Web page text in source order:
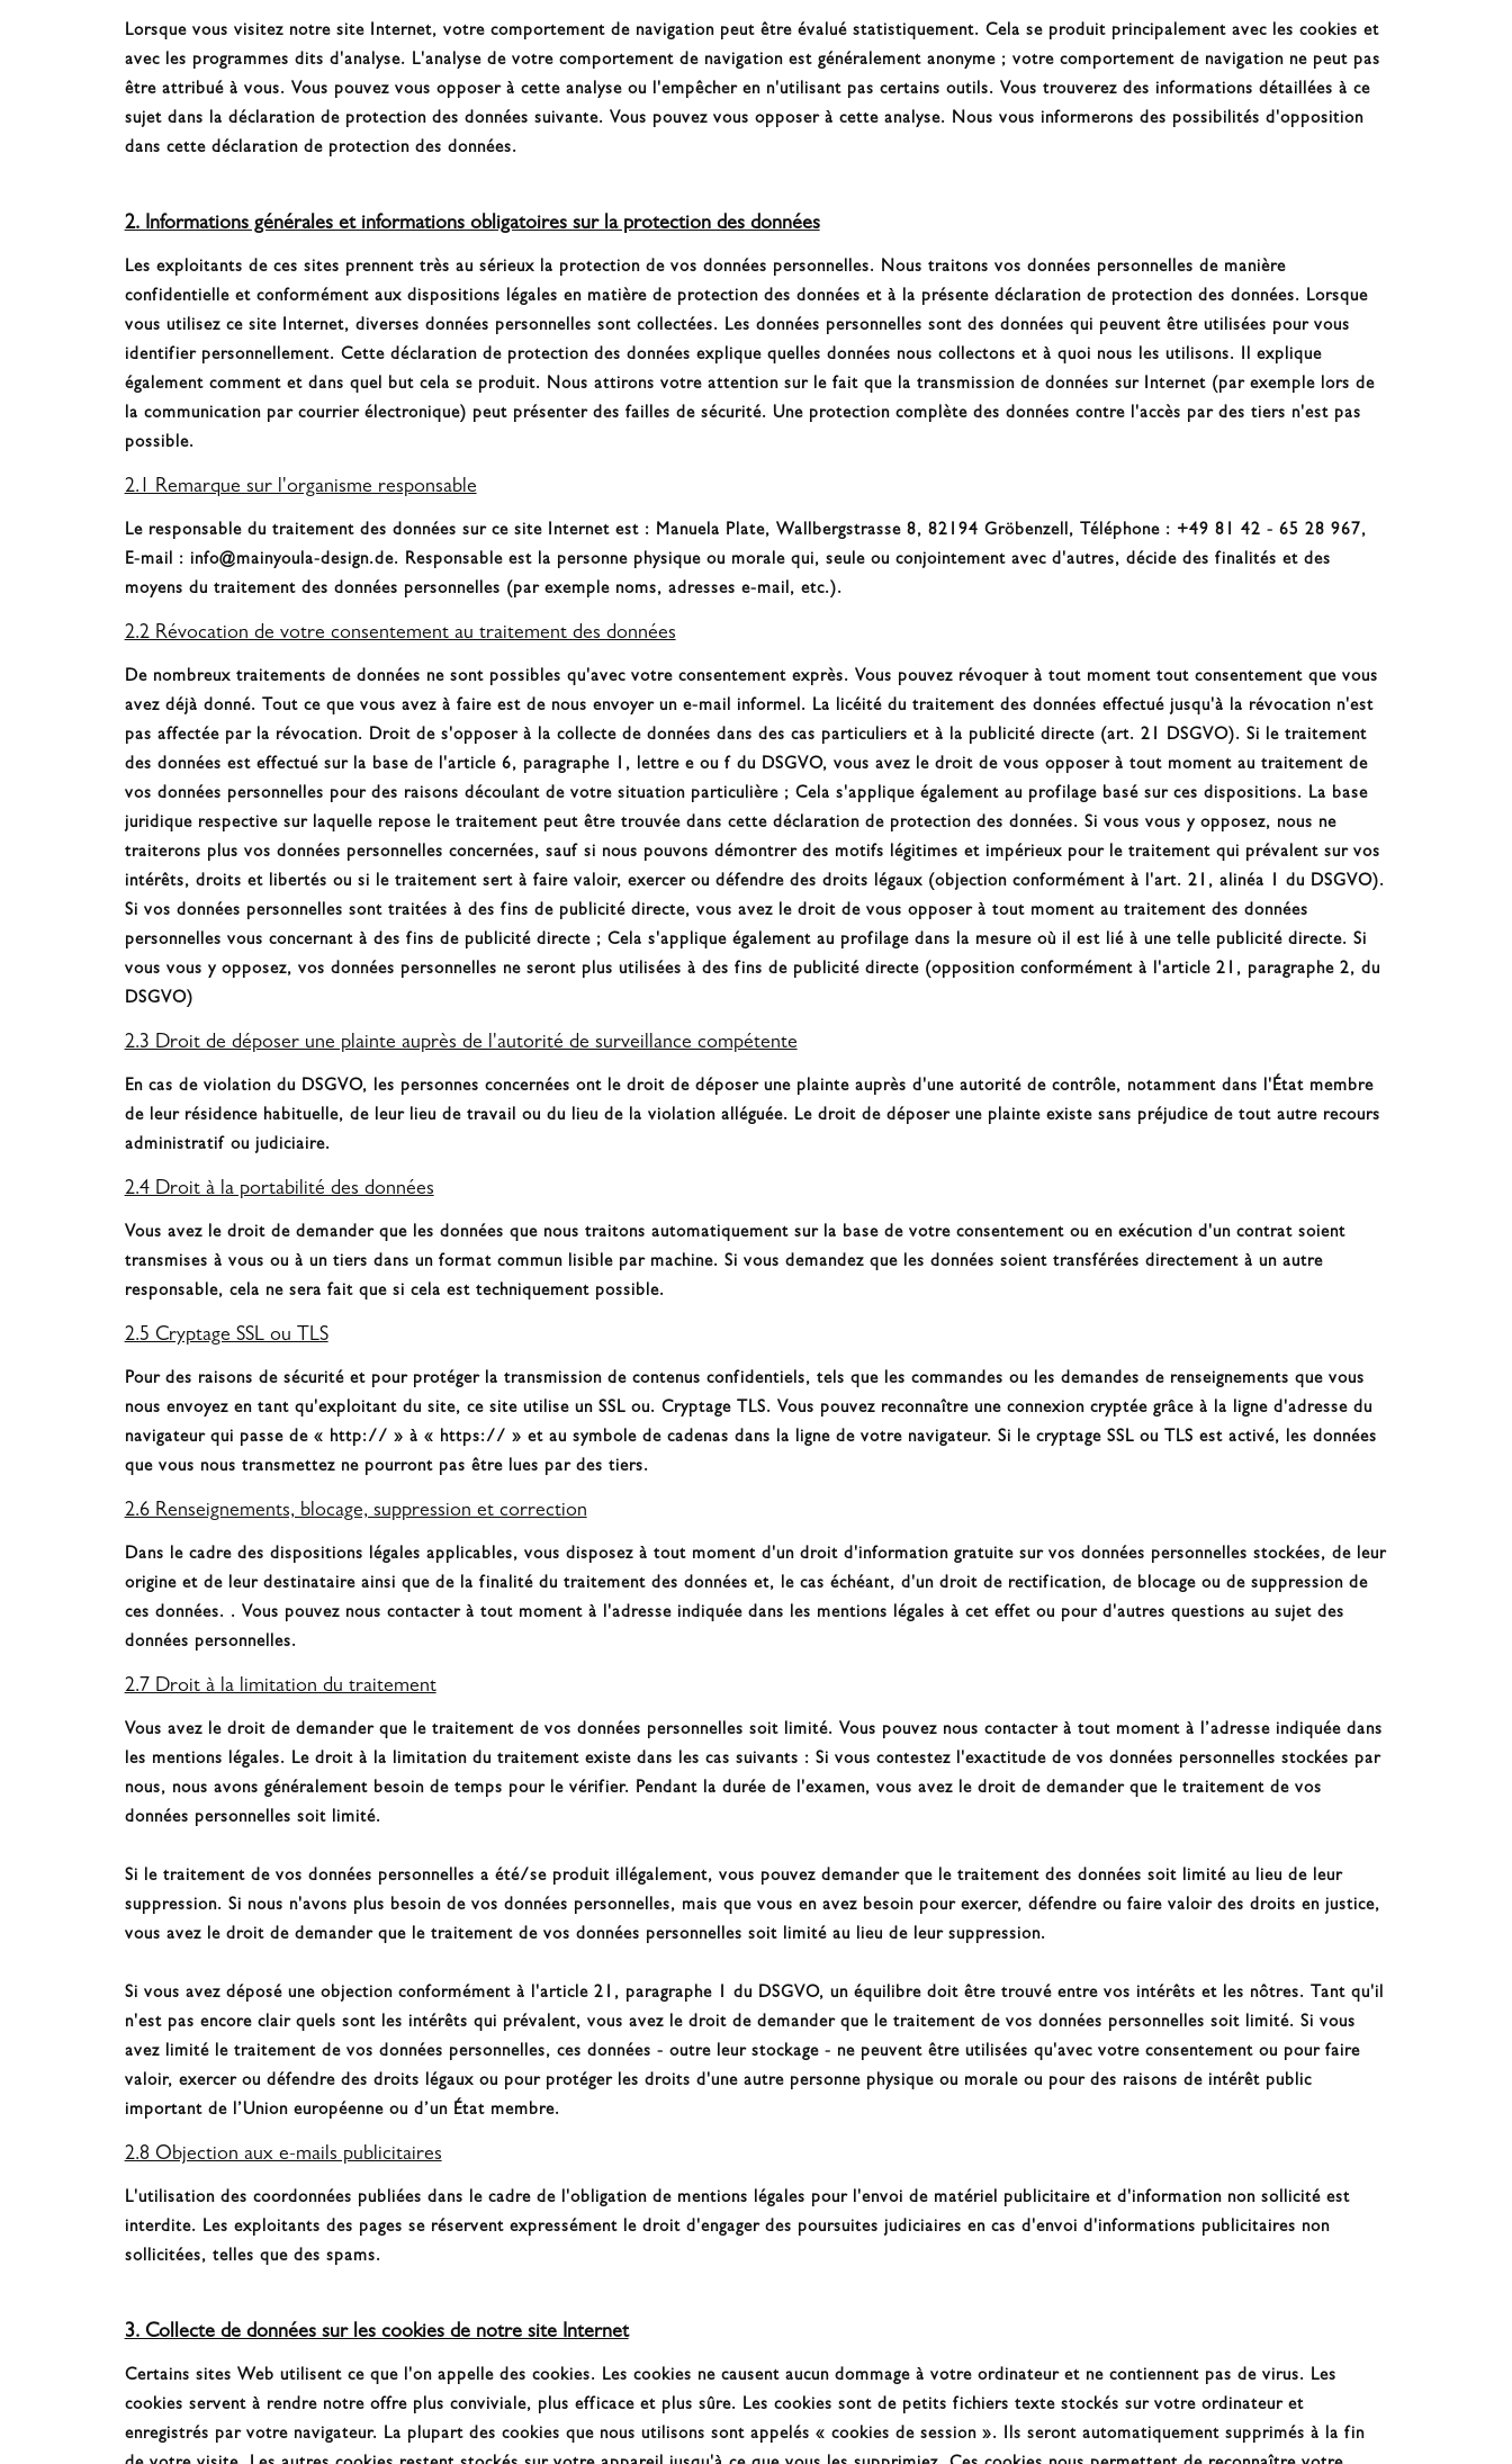
Lorsque vous visitez notre site Internet, votre comportement de navigation peut être évalué statistiquement. Cela se produit principalement avec les cookies et
avec les programmes dits d'analyse. L'analyse de votre comportement de navigation est généralement anonyme ; votre comportement de navigation ne peut pas
être attribué à vous. Vous pouvez vous opposer à cette analyse ou l'empêcher en n'utilisant pas certains outils. Vous trouverez des informations détaillées à ce
sujet dans la déclaration de protection des données suivante. Vous pouvez vous opposer à cette analyse. Nous vous informerons des possibilités d'opposition
dans cette déclaration de protection des données.
2. Informations générales et informations obligatoires sur la protection des données
Les exploitants de ces sites prennent très au sérieux la protection de vos données personnelles. Nous traitons vos données personnelles de manière
confidentielle et conformément aux dispositions légales en matière de protection des données et à la présente déclaration de protection des données. Lorsque
vous utilisez ce site Internet, diverses données personnelles sont collectées. Les données personnelles sont des données qui peuvent être utilisées pour vous
identifier personnellement. Cette déclaration de protection des données explique quelles données nous collectons et à quoi nous les utilisons. Il explique
également comment et dans quel but cela se produit. Nous attirons votre attention sur le fait que la transmission de données sur Internet (par exemple lors de
la communication par courrier électronique) peut présenter des failles de sécurité. Une protection complète des données contre l'accès par des tiers n'est pas
possible.
2.1 Remarque sur l'organisme responsable
Le responsable du traitement des données sur ce site Internet est : Manuela Plate, Wallbergstrasse 8, 82194 Gröbenzell, Téléphone : +49 81 42 - 65 28 967,
E-mail : info@mainyoula-design.de. Responsable est la personne physique ou morale qui, seule ou conjointement avec d'autres, décide des finalités et des
moyens du traitement des données personnelles (par exemple noms, adresses e-mail, etc.).
2.2 Révocation de votre consentement au traitement des données
De nombreux traitements de données ne sont possibles qu'avec votre consentement exprès. Vous pouvez révoquer à tout moment tout consentement que vous
avez déjà donné. Tout ce que vous avez à faire est de nous envoyer un e-mail informel. La licéité du traitement des données effectué jusqu'à la révocation n'est
pas affectée par la révocation. Droit de s'opposer à la collecte de données dans des cas particuliers et à la publicité directe (art. 21 DSGVO). Si le traitement
des données est effectué sur la base de l'article 6, paragraphe 1, lettre e ou f du DSGVO, vous avez le droit de vous opposer à tout moment au traitement de
vos données personnelles pour des raisons découlant de votre situation particulière ; Cela s'applique également au profilage basé sur ces dispositions. La base
juridique respective sur laquelle repose le traitement peut être trouvée dans cette déclaration de protection des données. Si vous vous y opposez, nous ne
traiterons plus vos données personnelles concernées, sauf si nous pouvons démontrer des motifs légitimes et impérieux pour le traitement qui prévalent sur vos
intérêts, droits et libertés ou si le traitement sert à faire valoir, exercer ou défendre des droits légaux (objection conformément à l'art. 21, alinéa 1 du DSGVO).
Si vos données personnelles sont traitées à des fins de publicité directe, vous avez le droit de vous opposer à tout moment au traitement des données
personnelles vous concernant à des fins de publicité directe ; Cela s'applique également au profilage dans la mesure où il est lié à une telle publicité directe. Si
vous vous y opposez, vos données personnelles ne seront plus utilisées à des fins de publicité directe (opposition conformément à l'article 21, paragraphe 2, du
DSGVO)
2.3 Droit de déposer une plainte auprès de l'autorité de surveillance compétente
En cas de violation du DSGVO, les personnes concernées ont le droit de déposer une plainte auprès d'une autorité de contrôle, notamment dans l'État membre
de leur résidence habituelle, de leur lieu de travail ou du lieu de la violation alléguée. Le droit de déposer une plainte existe sans préjudice de tout autre recours
administratif ou judiciaire.
2.4 Droit à la portabilité des données
Vous avez le droit de demander que les données que nous traitons automatiquement sur la base de votre consentement ou en exécution d'un contrat soient
transmises à vous ou à un tiers dans un format commun lisible par machine. Si vous demandez que les données soient transférées directement à un autre
responsable, cela ne sera fait que si cela est techniquement possible.
2.5 Cryptage SSL ou TLS
Pour des raisons de sécurité et pour protéger la transmission de contenus confidentiels, tels que les commandes ou les demandes de renseignements que vous
nous envoyez en tant qu'exploitant du site, ce site utilise un SSL ou. Cryptage TLS. Vous pouvez reconnaître une connexion cryptée grâce à la ligne d'adresse du
navigateur qui passe de « http:// » à « https:// » et au symbole de cadenas dans la ligne de votre navigateur. Si le cryptage SSL ou TLS est activé, les données
que vous nous transmettez ne pourront pas être lues par des tiers.
2.6 Renseignements, blocage, suppression et correction
Dans le cadre des dispositions légales applicables, vous disposez à tout moment d'un droit d'information gratuite sur vos données personnelles stockées, de leur
origine et de leur destinataire ainsi que de la finalité du traitement des données et, le cas échéant, d'un droit de rectification, de blocage ou de suppression de
ces données. . Vous pouvez nous contacter à tout moment à l'adresse indiquée dans les mentions légales à cet effet ou pour d'autres questions au sujet des
données personnelles.
2.7 Droit à la limitation du traitement
Vous avez le droit de demander que le traitement de vos données personnelles soit limité. Vous pouvez nous contacter à tout moment à l’adresse indiquée dans
les mentions légales. Le droit à la limitation du traitement existe dans les cas suivants : Si vous contestez l'exactitude de vos données personnelles stockées par
nous, nous avons généralement besoin de temps pour le vérifier. Pendant la durée de l'examen, vous avez le droit de demander que le traitement de vos
données personnelles soit limité.
Si le traitement de vos données personnelles a été/se produit illégalement, vous pouvez demander que le traitement des données soit limité au lieu de leur
suppression. Si nous n'avons plus besoin de vos données personnelles, mais que vous en avez besoin pour exercer, défendre ou faire valoir des droits en justice,
vous avez le droit de demander que le traitement de vos données personnelles soit limité au lieu de leur suppression.
Si vous avez déposé une objection conformément à l'article 21, paragraphe 1 du DSGVO, un équilibre doit être trouvé entre vos intérêts et les nôtres. Tant qu'il
n'est pas encore clair quels sont les intérêts qui prévalent, vous avez le droit de demander que le traitement de vos données personnelles soit limité. Si vous
avez limité le traitement de vos données personnelles, ces données - outre leur stockage - ne peuvent être utilisées qu'avec votre consentement ou pour faire
valoir, exercer ou défendre des droits légaux ou pour protéger les droits d'une autre personne physique ou morale ou pour des raisons de intérêt public
important de l’Union européenne ou d’un État membre.
2.8 Objection aux e-mails publicitaires
L'utilisation des coordonnées publiées dans le cadre de l'obligation de mentions légales pour l'envoi de matériel publicitaire et d'information non sollicité est
interdite. Les exploitants des pages se réservent expressément le droit d'engager des poursuites judiciaires en cas d'envoi d'informations publicitaires non
sollicitées, telles que des spams.
3. Collecte de données sur les cookies de notre site Internet
Certains sites Web utilisent ce que l'on appelle des cookies. Les cookies ne causent aucun dommage à votre ordinateur et ne contiennent pas de virus. Les
cookies servent à rendre notre offre plus conviviale, plus efficace et plus sûre. Les cookies sont de petits fichiers texte stockés sur votre ordinateur et
enregistrés par votre navigateur. La plupart des cookies que nous utilisons sont appelés « cookies de session ». Ils seront automatiquement supprimés à la fin